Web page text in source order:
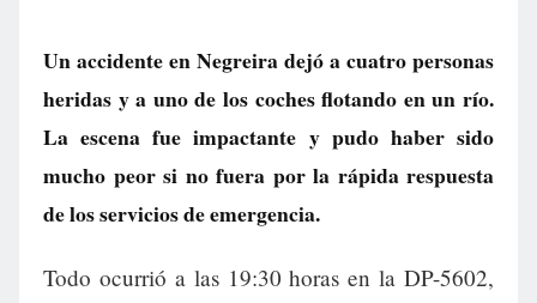
Un accidente en Negreira dejó a cuatro personas
heridas y a uno de los coches flotando en un río.
La escena fue impactante y pudo haber sido
mucho peor si no fuera por la rápida respuesta
de los servicios de emergencia.
Todo ocurrió a las 19:30 horas en la DP-5602,